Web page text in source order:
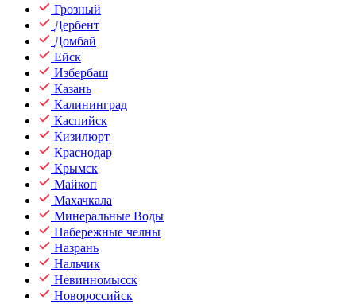
Грозный
Дербент
Домбай
Ейск
Избербаш
Казань
Калининград
Каспийск
Кизилюрт
Краснодар
Крымск
Майкоп
Махачкала
Минеральные Воды
Набережные челны
Назрань
Нальчик
Невинномысск
Новороссийск